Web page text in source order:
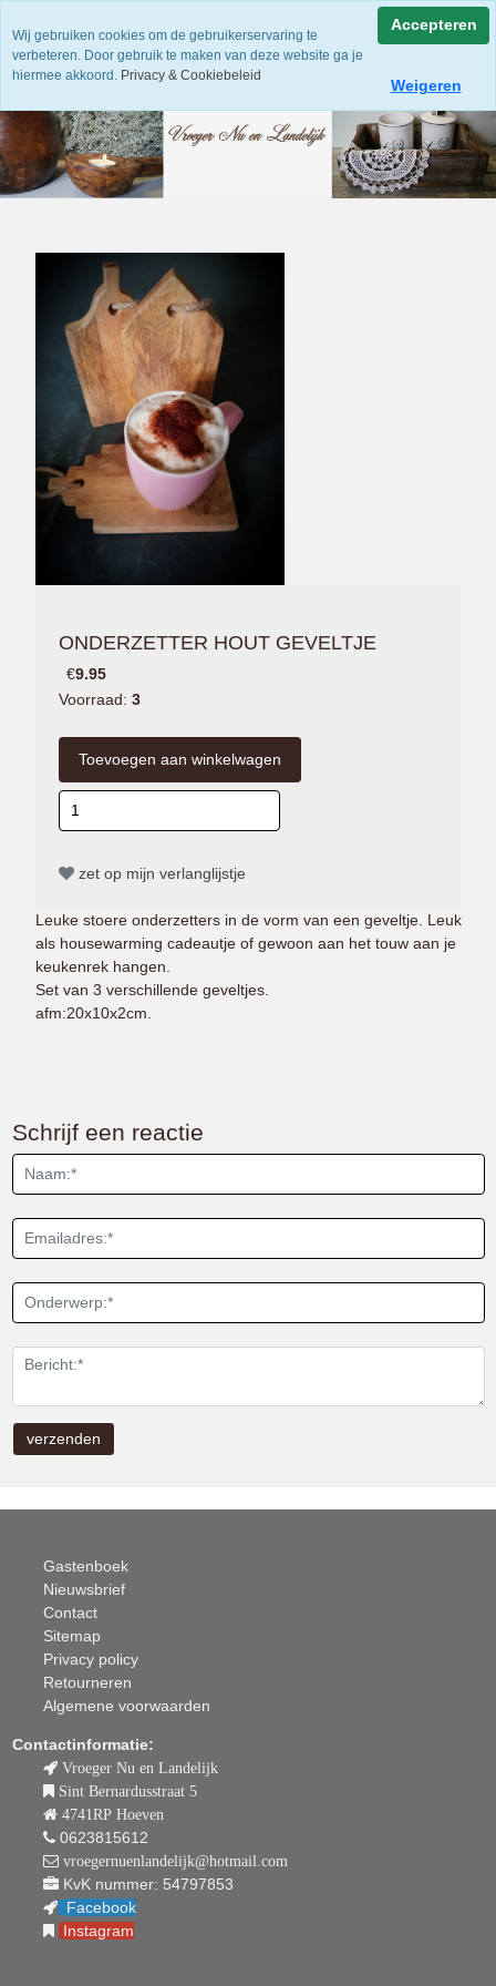
ONDERZETTER HOUT GEVELTJE
€9.95
Voorraad: 3
zet op mijn verlanglijstje
Leuke stoere onderzetters in de vorm van een geveltje. Leuk
als housewarming cadeautje of gewoon aan het touw aan je
keukenrek hangen.
Set van 3 verschillende geveltjes.
afm:20x10x2cm.
Schrijf een reactie
Gastenboek
Nieuwsbrief
Contact
Sitemap
Privacy policy
Retourneren
Algemene voorwaarden
Contactinformatie:
Vroeger Nu en Landelijk
Sint Bernardusstraat 5
4741RP Hoeven
0623815612
vroegernuenlandelijk@hotmail.com
KvK nummer: 54797853
Facebook
Instagram
Wij gebruiken cookies om de gebruikerservaring te
verbeteren. Door gebruik te maken van deze website ga je
hiermee akkoord. Privacy & Cookiebeleid
Accepteren
Weigeren